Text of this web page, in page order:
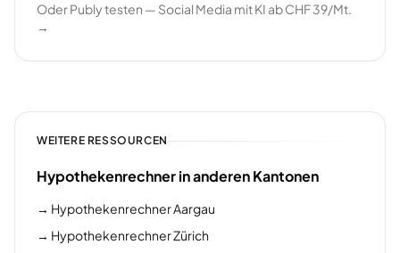
Oder Publy testen — Social Media mit KI ab CHF 39/Mt.
→
WEITERE RESSOURCEN
Hypothekenrechner in anderen Kantonen
→ Hypothekenrechner Aargau
→ Hypothekenrechner Zürich